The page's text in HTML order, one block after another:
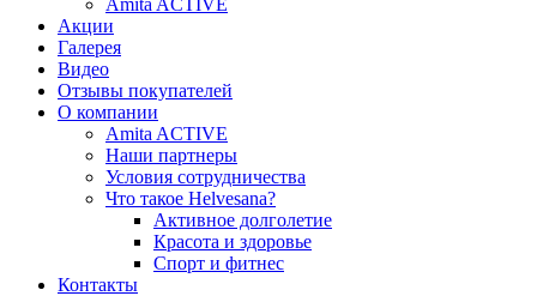
Amita ACTIVE
Акции
Галерея
Видео
Отзывы покупателей
О компании
Amita ACTIVЕ
Наши партнеры
Условия сотрудничества
Что такое Helvesana?
Активное долголетие
Красота и здоровье
Спорт и фитнес
Контакты